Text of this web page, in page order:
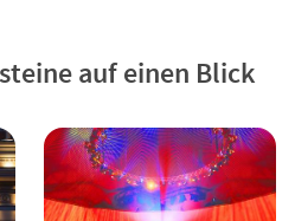
auf einen Blick